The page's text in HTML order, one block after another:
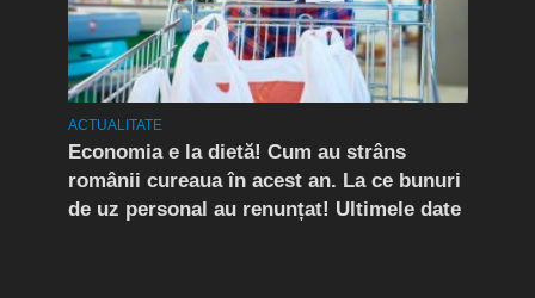
ACTUALITATE
Economia e la dietă! Cum au strâns
românii cureaua în acest an. La ce bunuri
de uz personal au renunțat! Ultimele date